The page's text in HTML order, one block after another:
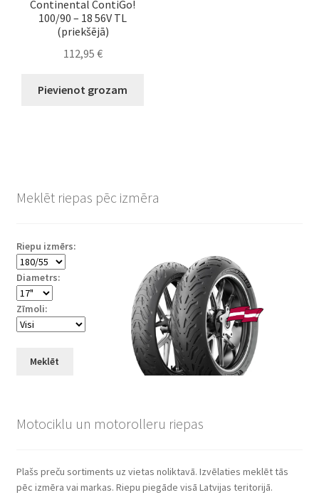
Continental ContiGo!
100/90 – 18 56V TL
(priekšējā)
112,95 €
Pievienot grozam
Meklēt riepas pēc izmēra
Riepu izmērs:
Diametrs:
Zīmoli:
Meklēt
Motociklu un motorolleru riepas
Plašs preču sortiments uz vietas noliktavā. Izvēlaties meklēt tās
pēc izmēra vai markas. Riepu piegāde visā Latvijas teritorijā.